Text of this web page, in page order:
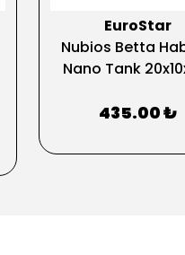
EuroStar
Nubios Betta
Nano Tank
435.00 ₺